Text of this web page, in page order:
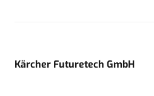
Kärcher Futuretech GmbH